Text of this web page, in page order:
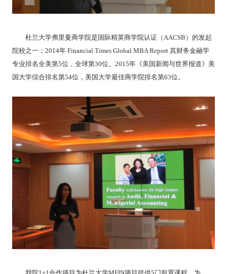
杜兰大学弗里曼商学院是国际精英商学院认证（AACSB ）的发起
院校之一； 2014年 Financial Times Global MBA Report 其财务金融学
专业排名全美第5位，全球第30位。 2015年《美国新闻与世界报道》美
国大学综合排名第54位，美国大学最佳商学院排名第63位。